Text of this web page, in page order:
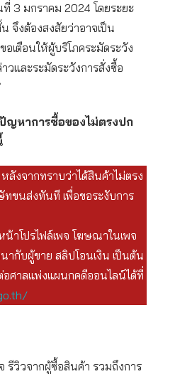
3 มกราคม 2024 โดยระยะ
จึงต้องสงสัยว่าอาจเป็น
เตือนให้ผู้บริโภคระมัดระวัง
วและระมัดระวังการสั่งซื้อ
ญหาการซื้อของไม่ตรงปก
ลังจากทราบว่าได้สินค้าไม่ตรง
ขนส่งทันที เพื่อขอระงับการ
าโปรไฟล์เพจ โฆษณาในเพจ
กับผู้ขาย สลิปโอนเงิน เป็นต้น
ศาลแพ่งแผนกคดีออนไลน์ได้ที่
รีวิวจากผู้ซื้อสินค้า รวมถึงการ